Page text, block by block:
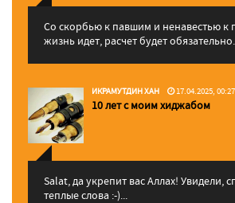
Со скорбью к павшим и ненавестью к
жизнь идет, расчет будет
ИКРАМУТДИН ХАН 17.04.2025, 00:27
10 лет с моим хиджабом
Salat, да укрепит вас Аллаx! Увидели,
теплые слова :-)...